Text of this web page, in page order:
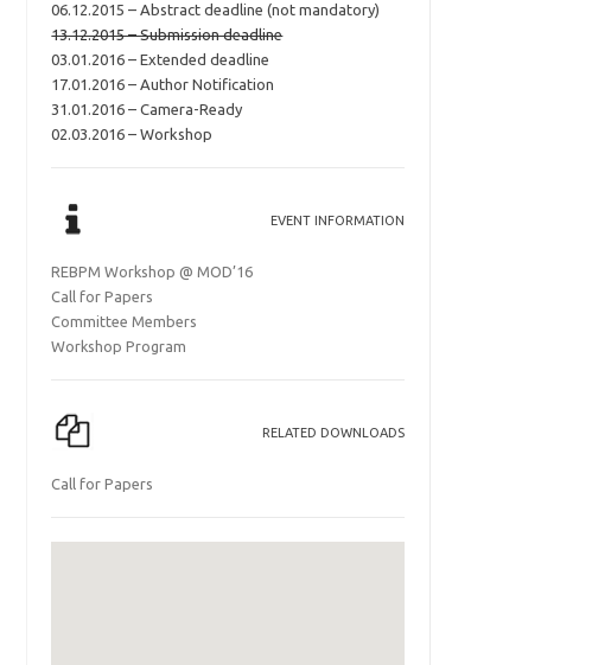
06.12.2015 – Abstract deadline (not mandatory)
13.12.2015 – Submission deadline
03.01.2016 – Extended deadline
17.01.2016 – Author Notification
31.01.2016 – Camera-Ready
02.03.2016 – Workshop
EVENT INFORMATION
REBPM Workshop @ MOD’16
Call for Papers
Committee Members
Workshop Program
RELATED DOWNLOADS
Call for Papers